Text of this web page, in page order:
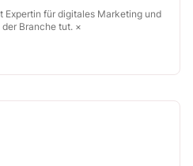
Expertin für digitales Marketing und
Branche tut. ×